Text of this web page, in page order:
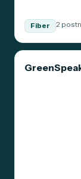
Fiber 2